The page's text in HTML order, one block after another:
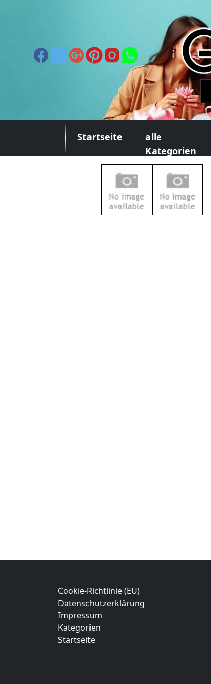
Startseite
alle
Kategorien
Cookie-Richtlinie (EU)
Datenschutzerklärung
Impressum
Kategorien
Startseite